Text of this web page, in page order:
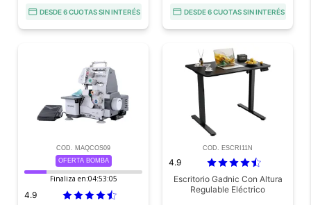
DESDE 6 CUOTAS SIN INTERÉS DESDE 6 CUOTAS SIN INTERÉS
COD. MAQCOS09
OFERTA BOMBA
Finaliza en:04:53:04
4.9
COD. ESCRI11N
4.9
Escritorio Gadnic Con Altura
Regulable Eléctrico